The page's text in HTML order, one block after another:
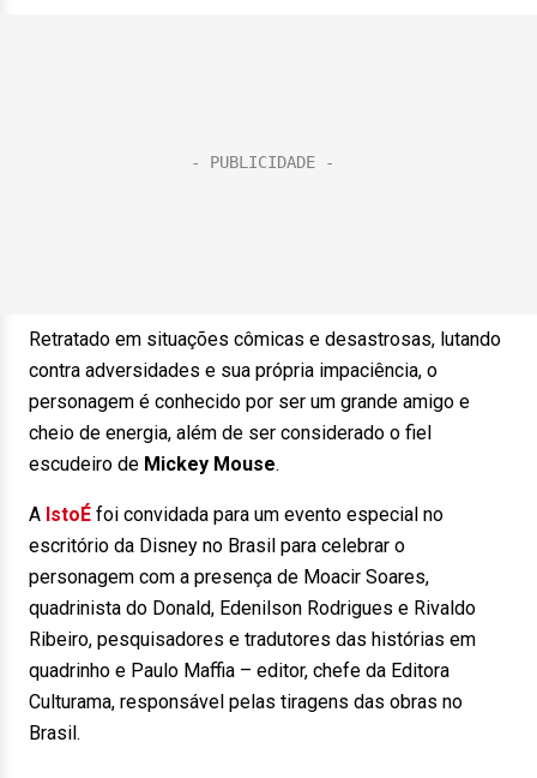
Retratado em situações cômicas e desastrosas, lutando
contra adversidades e sua própria impaciência, o
personagem é conhecido por ser um grande amigo e
cheio de energia, além de ser considerado o fiel
escudeiro de Mickey Mouse.
A IstoÉ foi convidada para um evento especial no
escritório da Disney no Brasil para celebrar o
personagem com a presença de Moacir Soares,
quadrinista do Donald, Edenilson Rodrigues e Rivaldo
Ribeiro, pesquisadores e tradutores das histórias em
quadrinho e Paulo Maffia – editor, chefe da Editora
Culturama, responsável pelas tiragens das obras no
Brasil.